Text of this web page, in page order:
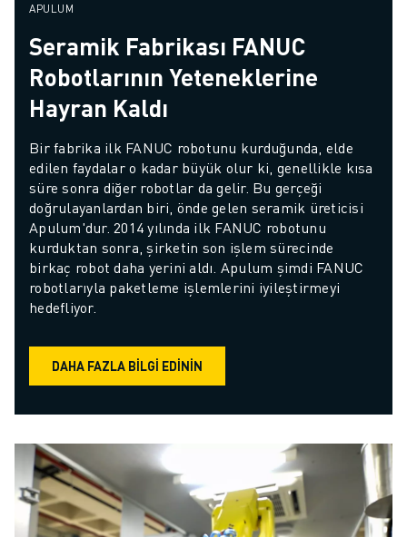
APULUM
Seramik Fabrikası FANUC
Robotlarının Yeteneklerine
Hayran Kaldı
Bir fabrika ilk FANUC robotunu kurduğunda, elde
edilen faydalar o kadar büyük olur ki, genellikle kısa
süre sonra diğer robotlar da gelir. Bu gerçeği
doğrulayanlardan biri, önde gelen seramik üreticisi
Apulum'dur. 2014 yılında ilk FANUC robotunu
kurduktan sonra, şirketin son işlem sürecinde
birkaç robot daha yerini aldı. Apulum şimdi FANUC
robotlarıyla paketleme işlemlerini iyileştirmeyi
hedefliyor.
DAHA FAZLA BILGI EDININ